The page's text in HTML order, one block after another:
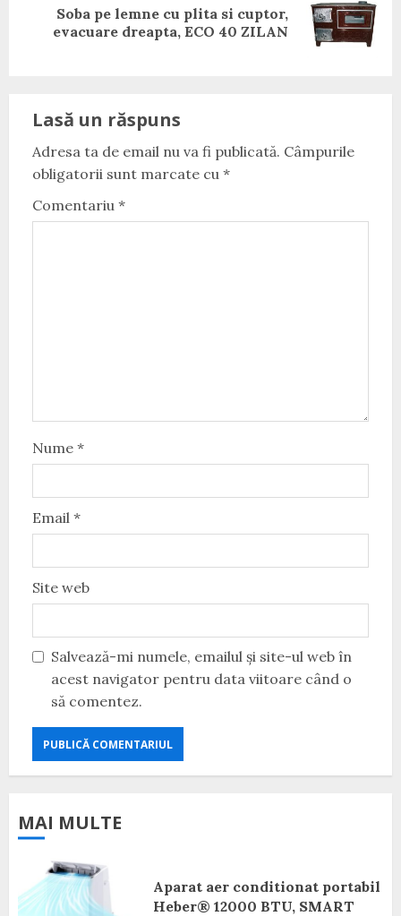
Next
post:
Soba pe lemne cu plita si cuptor,
evacuare dreapta, ECO 40 ZILAN
Lasă un răspuns
Adresa ta de email nu va fi publicată. Câmpurile
obligatorii sunt marcate cu *
Comentariu *
Nume *
Email *
Site web
Salvează-mi numele, emailul și site-ul web în
acest navigator pentru data viitoare când o
să comentez.
MAI MULTE
Aparat aer conditionat portabil
Heber® 12000 BTU, SMART